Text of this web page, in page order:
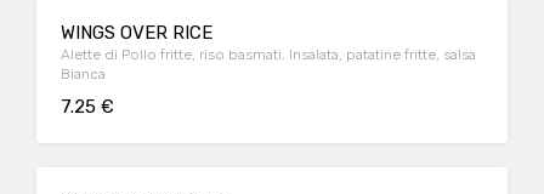
WINGS OVER RICE
Alette di Pollo fritte, riso basmati. Insalata, patatine fritte, salsa
Bianca
7.25 €